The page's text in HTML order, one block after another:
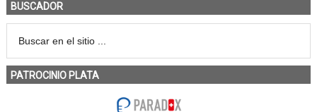
BUSCADOR
PATROCINIO PLATA